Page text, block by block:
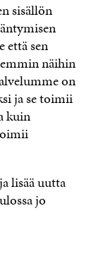
sisällön
että sen
näihin
on
ja se toimii
kuin
lisää uutta
jo